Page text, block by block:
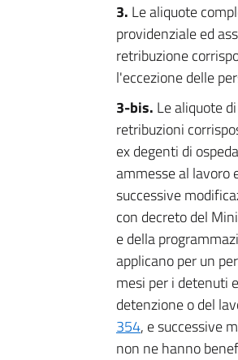
3. Le aliquote
providenziale ed
retribuzione
l'eccezione delle
3-bis. Le aliquote
retribuzioni
ex degenti di
ammesse al lavoro
successive
con decreto del
e della
applicano per un
mesi per i detenuti
detenzione o del
354, e successive
non ne hanno